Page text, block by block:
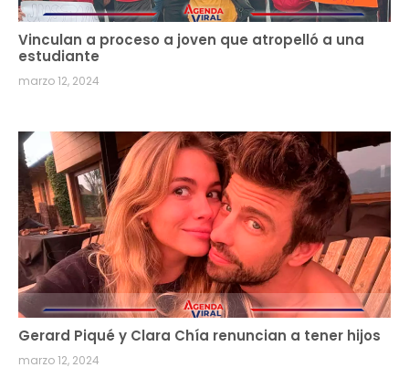
Vinculan a proceso a joven que atropelló a una
estudiante
marzo 12, 2024
Gerard Piqué y Clara Chía renuncian a tener hijos
marzo 12, 2024